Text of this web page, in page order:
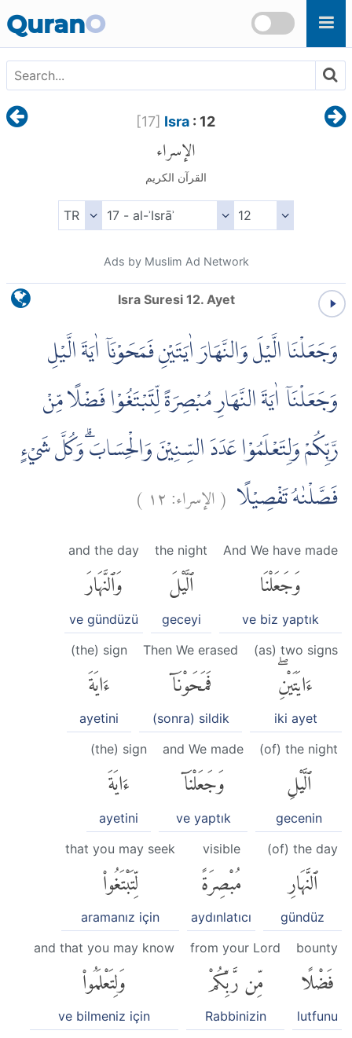
QuranO
[17] Isra : 12
الإسراء
القرآن الكريم
Ads by Muslim Ad Network
Isra Suresi 12. Ayet
وَجَعَلْنَا الَّيْلَ وَالنَّهَارَ اٰيَتَيْنِ فَمَحَوْنَآ اٰيَةَ الَّيْلِ
وَجَعَلْنَآ اٰيَةَ النَّهَارِ مُبْصِرَةً لِّتَبْتَغُوْا فَضْلًا مِّنْ
رَّبِّكُمْ وَلِتَعْلَمُوْا عَدَدَ السِّنِيْنَ وَالْحِسَابَۗ وَكُلَّ شَيْءٍ
فَصَّلْنٰهُ تَفْصِيْلًا (الإسراء:١٢ )
And We have made
وَجَعَلْنَا
ve biz yaptık
the night
ٱلَّيْلَ
geceyi
and the day
وَٱلنَّهَارَ
ve gündüzü
(as) two signs
ءَايَتَيْنِۖ
iki ayet
Then We erased
فَمَحَوْنَآ
(sonra) sildik
(the) sign
ءَايَةَ
ayetini
(of) the night
ٱلَّيْلِ
gecenin
and We made
وَجَعَلْنَآ
ve yaptık
(the) sign
ءَايَةَ
ayetini
(of) the day
ٱلنَّهَارِ
gündüz
visible
مُبْصِرَةً
aydınlatıcı
that you may seek
لِّتَبْتَغُوا۟
aramanız için
bounty
فَضْلًا
lutfunu
from your Lord
مِّن رَّبِّكُمْ
Rabbinizin
and that you may know
وَلِتَعْلَمُوا۟
ve bilmeniz için